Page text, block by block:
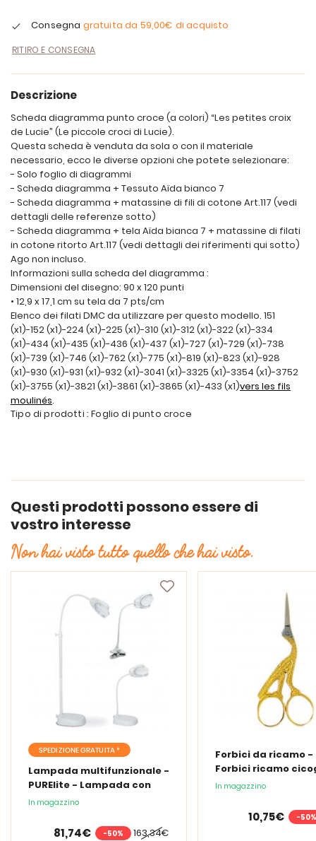
Consegna gratuita da 59,00€ di acquisto
RITIRO E CONSEGNA
Descrizione
Scheda diagramma punto croce (a colori) “Les petites croix
de Lucie” (Le piccole croci di Lucie).
Questa scheda è venduta da sola o con il materiale
necessario, ecco le diverse opzioni che potete selezionare:
- Solo foglio di diagrammi
- Scheda diagramma + Tessuto Aïda bianco 7
- Scheda diagramma + matassine di fili di cotone Art.117 (vedi
dettagli delle referenze sotto)
- Scheda diagramma + tela Aïda bianca 7 + matassine di filati
in cotone ritorto Art.117 (vedi dettagli dei riferimenti qui sotto)
Ago non incluso.
Informazioni sulla scheda del diagramma :
Dimensioni del disegno: 90 x 120 punti
• 12,9 x 17,1 cm su tela da 7 pts/cm
Elenco dei filati DMC da utilizzare per questo modello. 151
(x1)-152 (x1)-224 (x1)-225 (x1)-310 (x1)-312 (x1)-322 (x1)-334
(x1)-434 (x1)-435 (x1)-436 (x1)-437 (x1)-727 (x1)-729 (x1)-738
(x1)-739 (x1)-746 (x1)-762 (x1)-775 (x1)-819 (x1)-823 (x1)-928
(x1)-930 (x1)-931 (x1)-932 (x1)-3041 (x1)-3325 (x1)-3354 (x1)-3752
(x1)-3755 (x1)-3821 (x1)-3861 (x1)-3865 (x1)-433 (x1)vers les fils
moulinés.
Tipo di prodotti : Foglio di punto croce
Questi prodotti possono essere di
vostro interesse
Non hai visto tutto quello che hai visto.
SPEDIZIONE GRATUITA *
Lampada multifunzionale -
PURElite - Lampada con
lente d'ingrandimento
In magazzino
163,34€
81,74€ -50%
Forbici da ricamo -
Forbici ricamo
In magazzino
10,75€ -50%